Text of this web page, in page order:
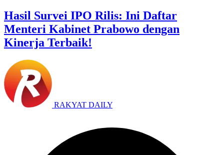
Hasil Survei IPO Rilis: Ini Daftar
Menteri Kabinet Prabowo dengan
Kinerja Terbaik!
RAKYAT DAILY